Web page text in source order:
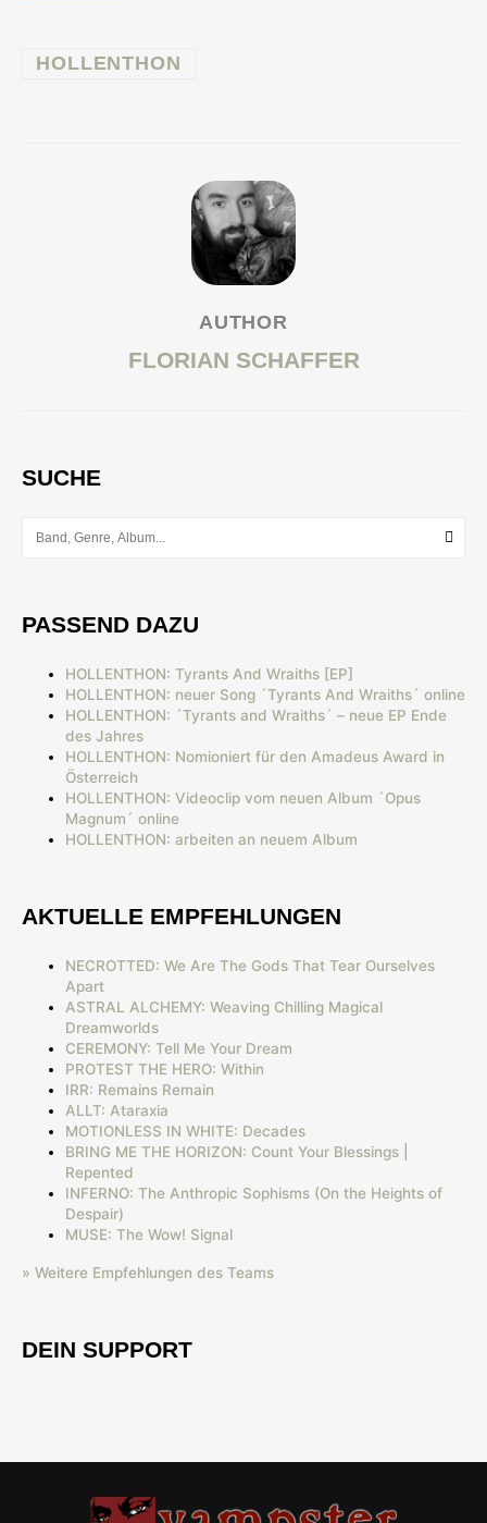
HOLLENTHON
AUTHOR
FLORIAN SCHAFFER
SUCHE
PASSEND DAZU
HOLLENTHON: Tyrants And Wraiths [EP]
HOLLENTHON: neuer Song ´Tyrants And Wraiths´ online
HOLLENTHON: ´Tyrants and Wraiths´ – neue EP Ende
des Jahres
HOLLENTHON: Nomioniert für den Amadeus Award in
Österreich
HOLLENTHON: Videoclip vom neuen Album ´Opus
Magnum´ online
HOLLENTHON: arbeiten an neuem Album
AKTUELLE EMPFEHLUNGEN
NECROTTED: We Are The Gods That Tear Ourselves
Apart
ASTRAL ALCHEMY: Weaving Chilling Magical
Dreamworlds
CEREMONY: Tell Me Your Dream
PROTEST THE HERO: Within
IRR: Remains Remain
ALLT: Ataraxia
MOTIONLESS IN WHITE: Decades
BRING ME THE HORIZON: Count Your Blessings |
Repented
INFERNO: The Anthropic Sophisms (On the Heights of
Despair)
MUSE: The Wow! Signal
» Weitere Empfehlungen des Teams
DEIN SUPPORT